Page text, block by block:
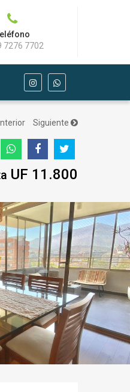
7276 7702
Siguiente
UF 11.800